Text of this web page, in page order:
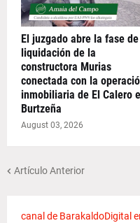
El juzgado abre la fase
liquidación de la
constructora Murias
conectada con la
inmobiliaria de El Calero
Burtzeña
August 03, 2026
Artículo Anterior
canal de BarakaldoDigital